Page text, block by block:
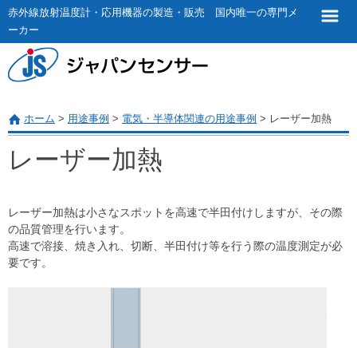
赤外線放射温度計・応用機器の製造・販売 国内唯一の専門メ
ーカー
ホーム > 用途事例 > 電気・半導体関連の用途事例 > レーザー加熱
レーザー加熱
レーザー加熱は小さなスポットを高速で半田付けしますが、その際
の品質管理を行います。
高速で溶接、焼き入れ、切断、半田付け等を行う際の温度測定が必
要です。